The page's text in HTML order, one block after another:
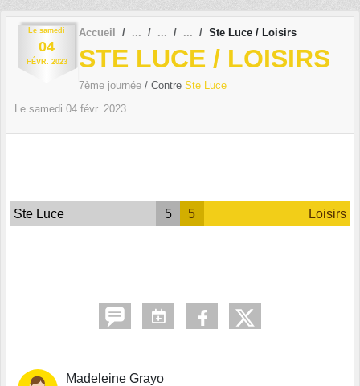
Le samedi
04
FÉVR. 2023
Accueil Ste Luce / Loisirs
STE LUCE / LOISIRS
7ème journée / Contre Ste Luce
Le samedi 04 févr. 2023
Ste Luce 5 5 Loisirs
Madeleine Grayo